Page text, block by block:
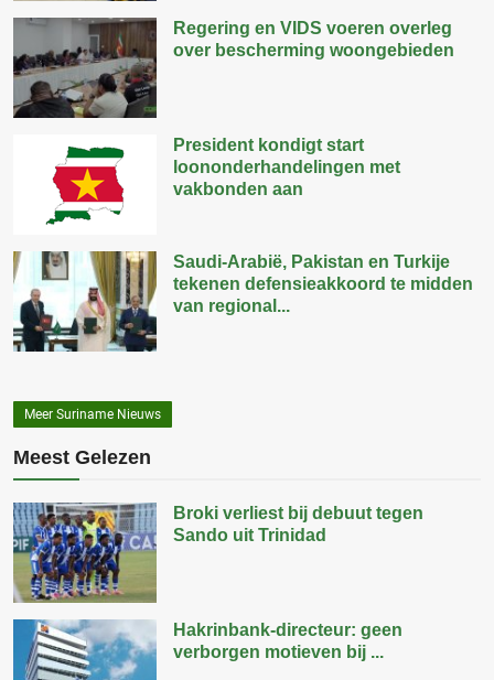
Regering en VIDS voeren overleg
over bescherming woongebieden
President kondigt start
loononderhandelingen met
vakbonden aan
Saudi-Arabië, Pakistan en Turkije
tekenen defensieakkoord te midden
van regional...
Meer Suriname Nieuws
Meest Gelezen
Broki verliest bij debuut tegen
Sando uit Trinidad
Hakrinbank-directeur: geen
verborgen motieven bij ...